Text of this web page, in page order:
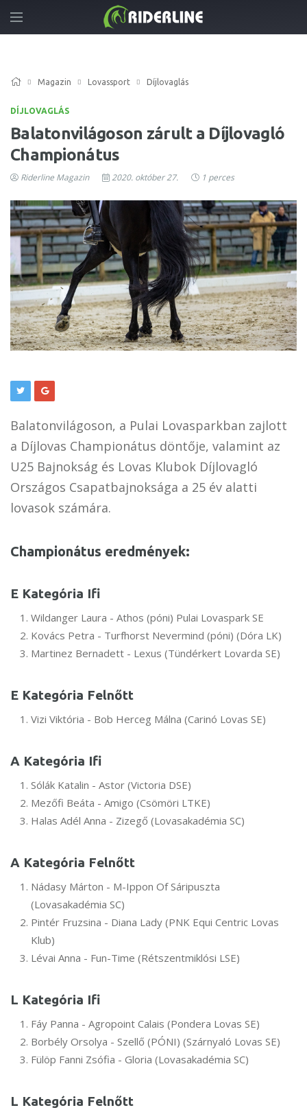
Magazin Lovassport Díjlovaglás
DÍJLOVAGLÁS
Balatonvilágoson zárult a Díjlovagló
Championátus
Riderline Magazin 2020. október 27. 1 perces
Balatonvilágoson, a Pulai Lovasparkban zajlott
a Díjlovas Championátus döntője, valamint az
U25 Bajnokság és Lovas Klubok Díjlovagló
Országos Csapatbajnoksága a 25 év alatti
lovasok számára.
Championátus eredmények:
E Kategória Ifi
Wildanger Laura - Athos (póni) Pulai Lovaspark SE
Kovács Petra - Turfhorst Nevermind (póni) (Dóra LK)
Martinez Bernadett - Lexus (Tündérkert Lovarda SE)
E Kategória Felnőtt
Vizi Viktória - Bob Herceg Málna (Carinó Lovas SE)
A Kategória Ifi
Sólák Katalin - Astor (Victoria DSE)
Mezőfi Beáta - Amigo (Csömöri LTKE)
Halas Adél Anna - Zizegő (Lovasakadémia SC)
A Kategória Felnőtt
Nádasy Márton - M-Ippon Of Sáripuszta
(Lovasakadémia SC)
Pintér Fruzsina - Diana Lady (PNK Equi Centric Lovas
Klub)
Lévai Anna - Fun-Time (Rétszentmiklósi LSE)
L Kategória Ifi
Fáy Panna - Agropoint Calais (Pondera Lovas SE)
Borbély Orsolya - Szellő (PÓNI) (Szárnyaló Lovas SE)
Fülöp Fanni Zsófia - Gloria (Lovasakadémia SC)
L Kategória Felnőtt